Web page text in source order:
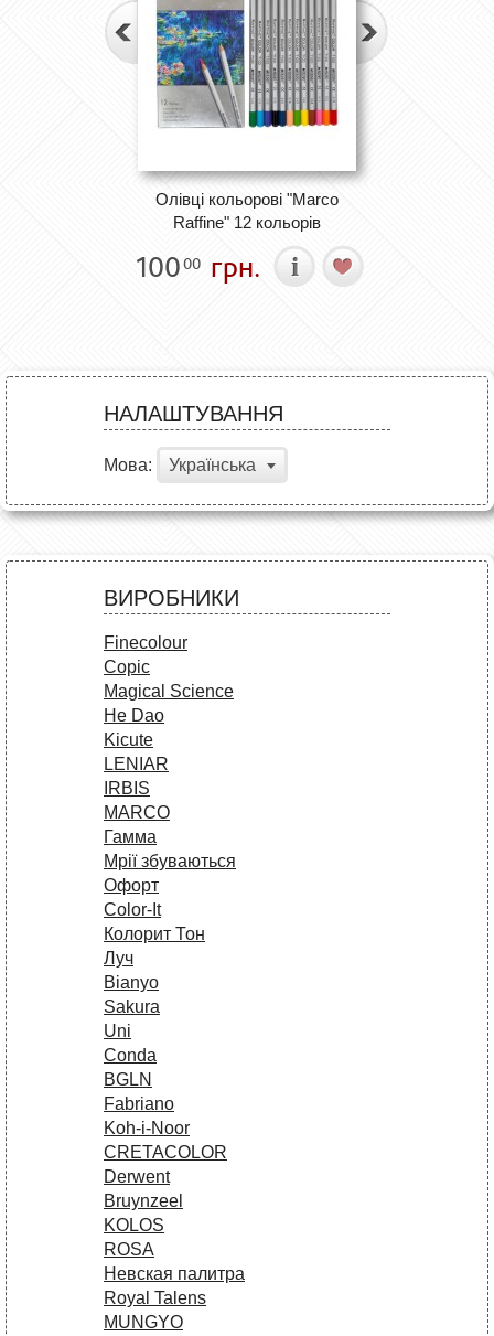
Олівці кольорові "Marco
Raffine" 12 кольорів
10000 грн.
НАЛАШТУВАННЯ
Мова: Українська
ВИРОБНИКИ
Finecolour
Copic
Magical Science
He Dao
Kicute
LENIAR
IRBIS
MARCO
Гамма
Мрії збуваються
Офорт
Сolor-It
Колорит Тон
Луч
Bianyo
Sakura
Uni
Conda
BGLN
Fabriano
Koh-i-Noor
CRETACOLOR
Derwent
Bruynzeel
KOLOS
ROSA
Невская палитра
Royal Talens
MUNGYO